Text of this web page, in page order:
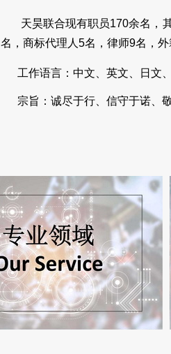
天昊联合现有职员170余名，
名，商标代理人5名，律师9名，外
工作语言：中文、英文、日文
宗旨：诚尽于行、信守于诺、